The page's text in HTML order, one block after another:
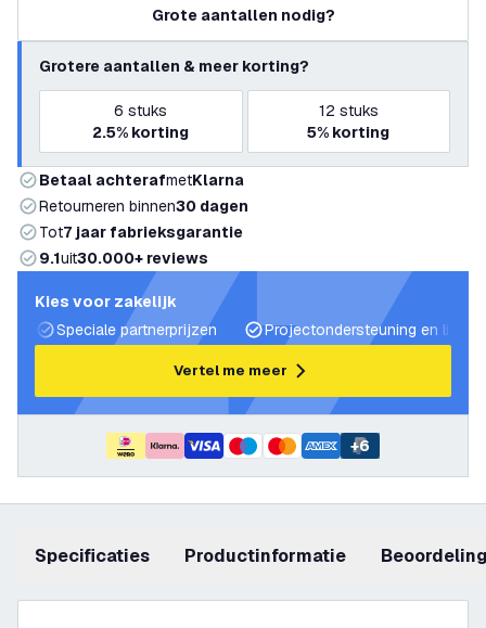
Grote aantallen nodig?
Grotere aantallen & meer korting?
6 stuks
2.5% korting
12 stuks
5% korting
Betaal achterafmetKlarna
Retourneren binnen30 dagen
Tot7 jaar fabrieksgarantie
9.1uit30.000+ reviews
Kies voor zakelijk
Speciale partnerprijzen
Projectondersteuning en
Vertel me meer
+6
Specificaties productinformatie